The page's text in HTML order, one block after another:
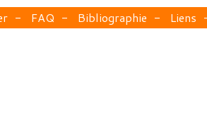
FAQ Bibliographie Liens